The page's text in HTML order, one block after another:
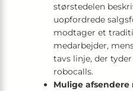
størstedelen
uopfordrede
modtager et
medarbejder,
tavs linje, der
robocalls.
Mulige